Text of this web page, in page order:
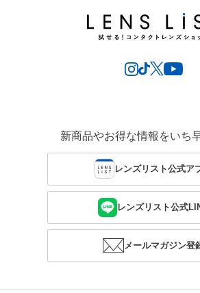
新商品やお得な情報をいち
レンズリスト公式ア
レンズリスト公式
メールマガジン登